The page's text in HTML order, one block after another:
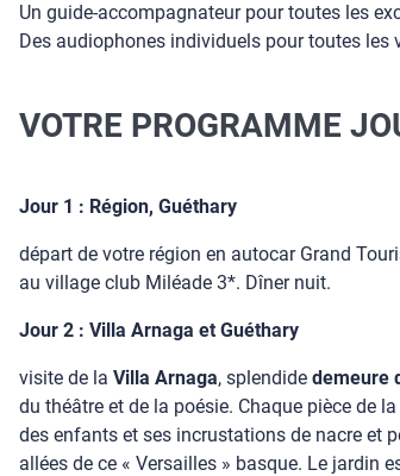
Un guide-accompagnateur pour toutes les
Des audiophones individuels pour toutes les
VOTRE PROGRAMME
Jour 1 : Région, Guéthary
départ de votre région en autocar Grand
au village club Miléade 3*. Dîner nuit.
Jour 2 : Villa Arnaga et Guéthary
visite de la Villa Arnaga, splendide demeure
du théâtre et de la poésie. Chaque pièce de
des enfants et ses incrustations de nacre et
allées de ce « Versailles » basque. Le jardin